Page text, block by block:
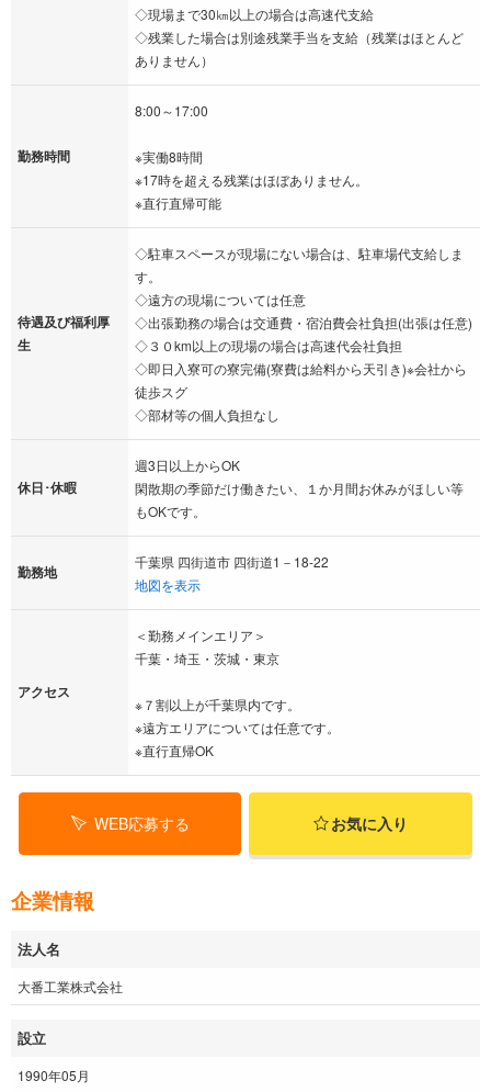
◇現場まで30㎞以上の場合は高速代支給
◇残業した場合は別途残業手当を支給（残業はほとんど
ありません）
勤務時間
8:00～17:00
※実働8時間
※17時を超える残業はほぼありません。
※直行直帰可能
待遇及び福利厚
生
◇駐車スペースが現場にない場合は、駐車場代支給しま
す。
◇遠方の現場については任意
◇出張勤務の場合は交通費・宿泊費会社負担(出張は任意)
◇３０km以上の現場の場合は高速代会社負担
◇即日入寮可の寮完備(寮費は給料から天引き)※会社から
徒歩スグ
◇部材等の個人負担なし
休日･休暇
週3日以上からOK
閑散期の季節だけ働きたい、１か月間お休みがほしい等
もOKです。
勤務地
千葉県 四街道市 四街道1－18-22
地図を表示
アクセス
＜勤務メインエリア＞
千葉・埼玉・茨城・東京
※７割以上が千葉県内です。
※遠方エリアについては任意です。
※直行直帰OK
WEB応募する お気に入り
企業情報
法人名
大番工業株式会社
設立
1990年05月